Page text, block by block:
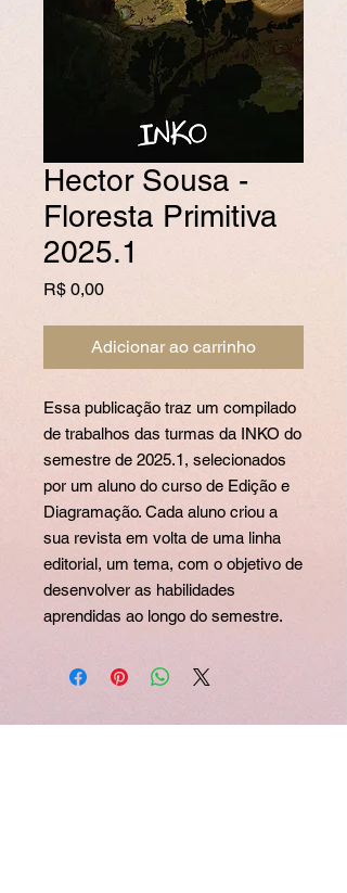
Hector Sousa -
Floresta Primitiva
2025.1
R$ 0,00Preço
Adicionar ao carrinho
Essa publicação traz um compilado
de trabalhos das turmas da INKO do
semestre de 2025.1, selecionados
por um aluno do curso de Edição e
Diagramação. Cada aluno criou a
sua revista em volta de uma linha
editorial, um tema, com o objetivo de
desenvolver as habilidades
aprendidas ao longo do semestre.